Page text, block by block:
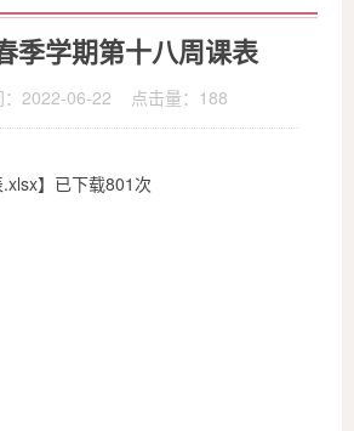
季学期第十八周课表
：2022-06-22 点击量： 188
】已下载801次